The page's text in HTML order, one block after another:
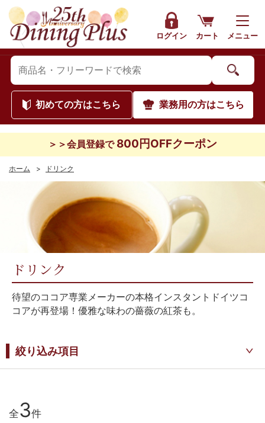
ログイン カート メニュー
初めての方はこちら 業務用の方はこちら
＞＞会員登録で 800円OFFクーポン
ホーム > ドリンク
ドリンク
待望のココア専業メーカーの本格インスタントドイツコ
コアが再登場！優雅な味わの薔薇の紅茶も。
絞り込み項目
全3件